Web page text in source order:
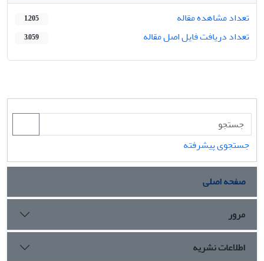
تعداد مشاهده مقاله
1,205
تعداد دریافت فایل اصل مقاله 3,059
جستجوی پیشرفته
صفحه اصلی
مرور
اطلاعات نشریه